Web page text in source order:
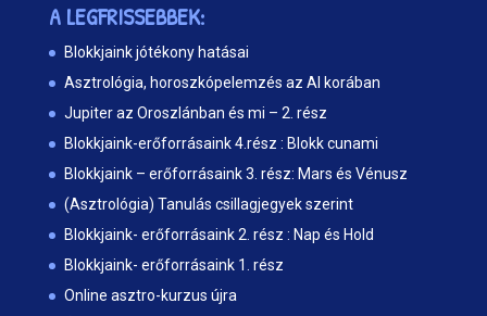
A LEGFRISSEBBEK:
Blokkjaink jótékony hatásai
Asztrológia, horoszkópelemzés az AI korában
Jupiter az Oroszlánban és mi – 2. rész
Blokkjaink-erőforrásaink 4.rész : Blokk cunami
Blokkjaink – erőforrásaink 3. rész: Mars és Vénusz
(Asztrológia) Tanulás csillagjegyek szerint
Blokkjaink- erőforrásaink 2. rész : Nap és Hold
Blokkjaink- erőforrásaink 1. rész
Online asztro-kurzus újra